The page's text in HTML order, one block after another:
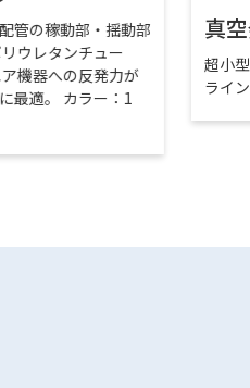
管の稼動部・揺動部
ウレタンチュー
機器への反発力が
最適。 カラー：1
真
超小
ライ